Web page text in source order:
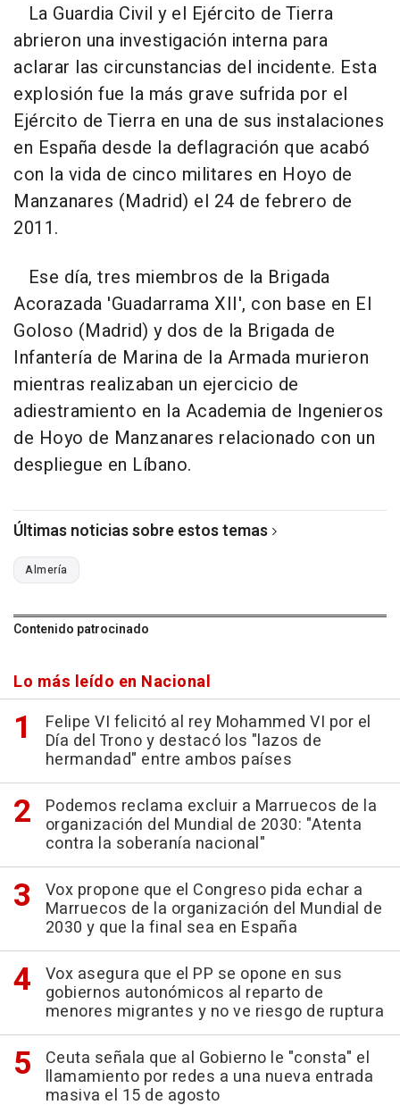
La Guardia Civil y el Ejército de Tierra
abrieron una investigación interna para
aclarar las circunstancias del incidente. Esta
explosión fue la más grave sufrida por el
Ejército de Tierra en una de sus instalaciones
en España desde la deflagración que acabó
con la vida de cinco militares en Hoyo de
Manzanares (Madrid) el 24 de febrero de
2011.
Ese día, tres miembros de la Brigada
Acorazada 'Guadarrama XII', con base en El
Goloso (Madrid) y dos de la Brigada de
Infantería de Marina de la Armada murieron
mientras realizaban un ejercicio de
adiestramiento en la Academia de Ingenieros
de Hoyo de Manzanares relacionado con un
despliegue en Líbano.
Últimas noticias sobre estos temas
Almería
Contenido patrocinado
Lo más leído en Nacional
Felipe VI felicitó al rey Mohammed VI por el
Día del Trono y destacó los "lazos de
hermandad" entre ambos países
Podemos reclama excluir a Marruecos de la
organización del Mundial de 2030: "Atenta
contra la soberanía nacional"
Vox propone que el Congreso pida echar a
Marruecos de la organización del Mundial de
2030 y que la final sea en España
Vox asegura que el PP se opone en sus
gobiernos autonómicos al reparto de
menores migrantes y no ve riesgo de ruptura
Ceuta señala que al Gobierno le "consta" el
llamamiento por redes a una nueva entrada
masiva el 15 de agosto